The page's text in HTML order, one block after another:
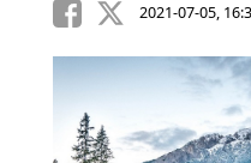
2021-07-05,